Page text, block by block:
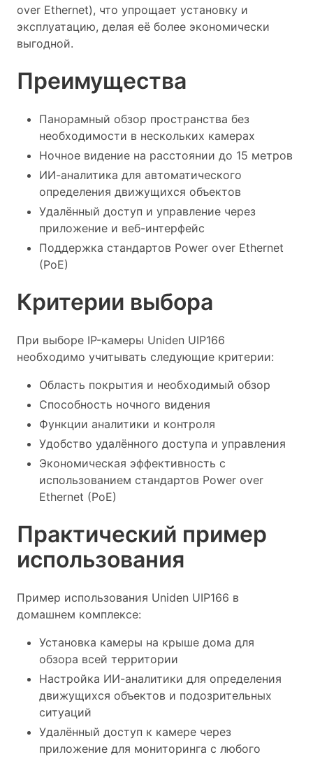
over Ethernet), что упрощает установку и
эксплуатацию, делая её более экономически
выгодной.
Преимущества
Панорамный обзор пространства без
необходимости в нескольких камерах
Ночное видение на расстоянии до 15 метров
ИИ-аналитика для автоматического
определения движущихся объектов
Удалённый доступ и управление через
приложение и веб-интерфейс
Поддержка стандартов Power over Ethernet
(PoE)
Критерии выбора
При выборе IP-камеры Uniden UIP166
необходимо учитывать следующие критерии:
Область покрытия и необходимый обзор
Способность ночного видения
Функции аналитики и контроля
Удобство удалённого доступа и управления
Экономическая эффективность с
использованием стандартов Power over
Ethernet (PoE)
Практический пример
использования
Пример использования Uniden UIP166 в
домашнем комплексе:
Установка камеры на крыше дома для
обзора всей территории
Настройка ИИ-аналитики для определения
движущихся объектов и подозрительных
ситуаций
Удалённый доступ к камере через
приложение для мониторинга с любого